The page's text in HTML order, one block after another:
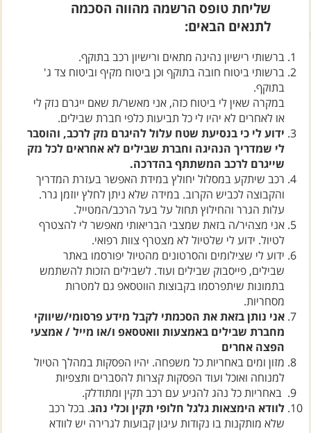
אודות יואב קווה והאתר שבילים
שליחת טופס הרשמה מהווה הסכמה
לתנאים הבאים:
ברשותי רישיון נהיגה מתאים ורישיון רכב בתוקף.
ברשותי ביטוח חובה בתוקף וכן ביטוח מקיף וביטוח צד ג'
בתוקף.
במקרה שאין לי ביטוח כזה, אני מאשר/ת שאם ייגרם נזק לי
או לאחרים לא יהיו לי כל תביעות כלפי חברת שבילים.
ידוע לי כי בנסיעת שטח עלול להיגרם נזק לרכב, והוסבר
לי שמדריך הנהיגה וחברת שבילים לא אחראים לכל נזק
שייגרם לרכב המשתתף בהדרכה.
רכב שיתקע במסלול יחולץ במידת האפשר בעזרת המדריך
והקבוצה לכביש הקרוב. במידה שלא ניתן לחלץ יוזמן גרר.
עלות הגרר והחילוץ תחול על בעל הרכב/המטייל.
אני מצהיר/ה בזאת שמצבי הבריאותי מאפשר לי להצטרף
לטיול. ידוע לי שלטיול לא מצטרף צוות רפואי.
ידוע לי שצילומים והסרטונים מהטיול יפורסמו באתר
שבילים, פייסבוק שבילים ועוד. לשבילים הזכות להשתמש
בתמונות שיתפרסמו בקבוצות הווטסאפ גם למטרות
מסחריות.
אני נותן בזאת את הסכמתי לקבל מידע פרסומי/שיווקי
מחברת שבילים באמצעות וואטסאפ ו/או מייל / אמצעי
הפצה אחרים
מזון ומים באחריות כל משפחה. יהיו הפסקות במהלך הטיול
למנוחה ואוכל ועוד הפסקות קצרות להסברים ותצפיות
באחריות כל נהג להגיע עם רכב תקין ומתודלק.
לוודא הימצאות גלגל חלופי תקין וכלי נהג. בכל רכב
שלא מותקנות בו נקודות עיגון קבועות לגרירה יש לוודא